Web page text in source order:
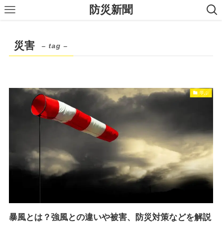
防災新聞
災害 – tag –
学ぶ
暴風とは？強風との違いや被害、防災対策などを解説